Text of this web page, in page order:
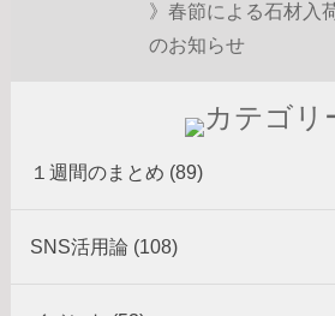
》春節による石材入
のお知らせ
１週間のまとめ (89)
SNS活用論 (108)